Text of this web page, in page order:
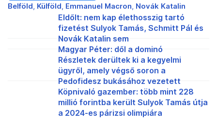
Belföld Külföld Emmanuel Macron Novák Katalin
Eldőlt: nem kap élethosszig tartó
fizetést Sulyok Tamás, Schmitt Pál és
Novák Katalin sem
Magyar Péter: dől a dominó
Részletek derültek ki a kegyelmi
ügyről, amely végső soron a
Pedofidesz bukásához vezetett
Köpnivaló gazember: több mint 228
millió forintba került Sulyok Tamás útja
a 2024-es párizsi olimpiára